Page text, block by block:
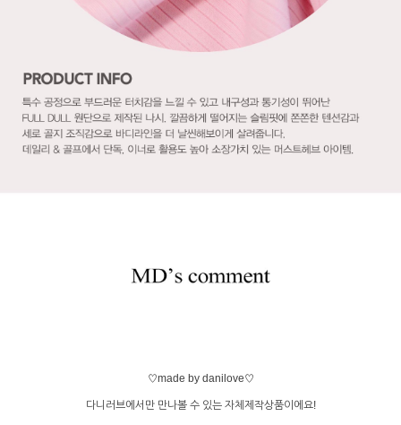
♡made by danilove♡
다니러브에서만 만나볼 수 있는 자체제작상품이에요!